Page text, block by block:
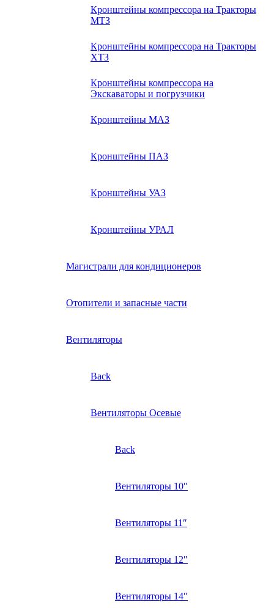
Кронштейны компрессора на Тракторы
МТЗ
Кронштейны компрессора на Тракторы
ХТЗ
Кронштейны компрессора на
Экскаваторы и погрузчики
Кронштейны МАЗ
Кронштейны ПАЗ
Кронштейны УАЗ
Кронштейны УРАЛ
Магистрали для кондиционеров
Отопители и запасные части
Вентиляторы
Back
Вентиляторы Осевые
Back
Вентиляторы 10″
Вентиляторы 11″
Вентиляторы 12″
Вентиляторы 14″